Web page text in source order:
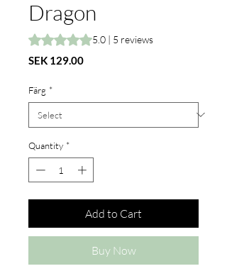
Dragon
Rating is 5.0 out of five stars based on 5
5.0 | 5 reviews
SEK 129.00Price
Färg *
Quantity *
Add to Cart
Buy Now